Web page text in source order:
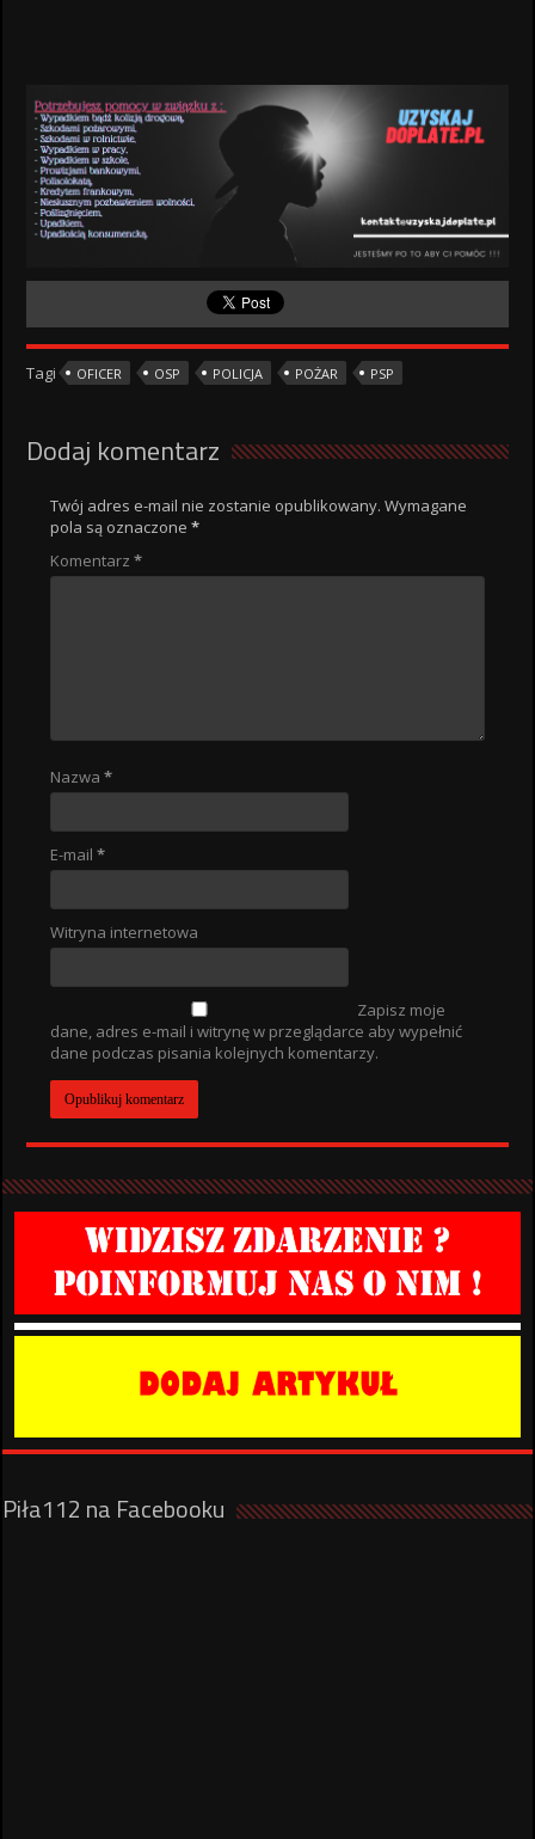
Tagi OFICER OSP POLICJA POŻAR PSP
Dodaj komentarz
Twój adres e-mail nie zostanie opublikowany. Wymagane
pola są oznaczone*
Komentarz*
Nazwa*
E-mail*
Witryna internetowa
Zapisz moje
dane, adres e-mail i witrynę w przeglądarce aby wypełnić
dane podczas pisania kolejnych komentarzy.
Piła112 na Facebooku